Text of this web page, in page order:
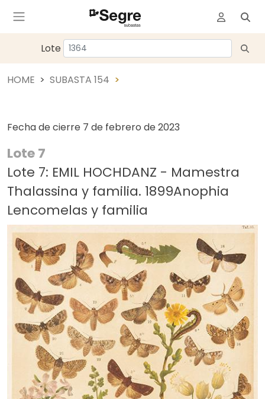
Lote
HOME SUBASTA 154
Fecha de cierre 7 de febrero de 2023
Lote 7
Lote 7: EMIL HOCHDANZ - Mamestra
Thalassina y familia. 1899Anophia
Lencomelas y familia